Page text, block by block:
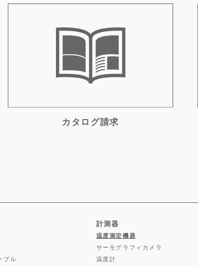
カタログ請求
ブル
計測器
温度測定機器
サーモグラフィカメラ
温度計